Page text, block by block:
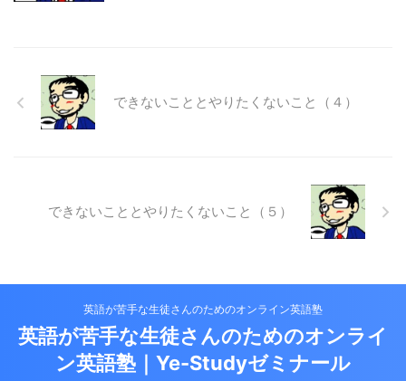
できないこととやりたくないこと（４）
できないこととやりたくないこと（５）
英語が苦手な生徒さんのためのオンライン英語塾
英語が苦手な生徒さんのためのオンライ
ン英語塾｜Ye-Studyゼミナール